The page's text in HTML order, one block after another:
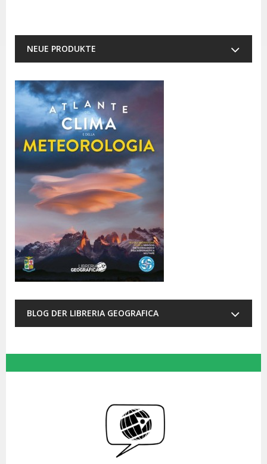
NEUE PRODUKTE
BLOG DER LIBRERIA GEOGRAFICA